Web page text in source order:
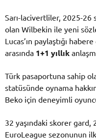
Sarı-lacivertliler, 2025-26
olan Wilbekin ile yeni
Lucas’ın paylaştığı
arasında 1+1 yıllık
Türk pasaportuna sahip
statüsünde oynama
Beko için deneyimli
32 yaşındaki skorer
EuroLeague sezonunun